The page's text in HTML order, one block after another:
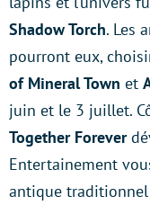
Shadow Torch. Les
pourront eux,
of Mineral Town et
juin et le 3 juillet.
Together Forever
Entertainement
antique